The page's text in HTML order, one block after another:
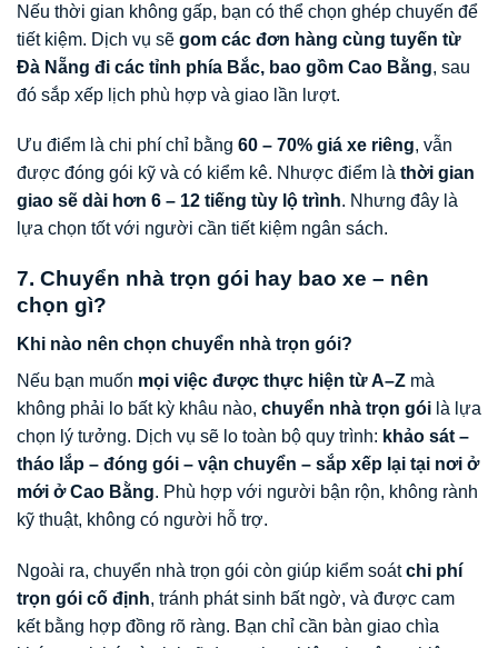
Nếu thời gian không gấp, bạn có thể chọn ghép chuyến để
tiết kiệm. Dịch vụ sẽ gom các đơn hàng cùng tuyến từ
Đà Nẵng đi các tỉnh phía Bắc, bao gồm Cao Bằng, sau
đó sắp xếp lịch phù hợp và giao lần lượt.
Ưu điểm là chi phí chỉ bằng 60 – 70% giá xe riêng, vẫn
được đóng gói kỹ và có kiểm kê. Nhược điểm là thời gian
giao sẽ dài hơn 6 – 12 tiếng tùy lộ trình. Nhưng đây là
lựa chọn tốt với người cần tiết kiệm ngân sách.
7. Chuyển nhà trọn gói hay bao xe – nên
chọn gì?
Khi nào nên chọn chuyển nhà trọn gói?
Nếu bạn muốn mọi việc được thực hiện từ A–Z mà
không phải lo bất kỳ khâu nào, chuyển nhà trọn gói là lựa
chọn lý tưởng. Dịch vụ sẽ lo toàn bộ quy trình: khảo sát –
tháo lắp – đóng gói – vận chuyển – sắp xếp lại tại nơi ở
mới ở Cao Bằng. Phù hợp với người bận rộn, không rành
kỹ thuật, không có người hỗ trợ.
Ngoài ra, chuyển nhà trọn gói còn giúp kiểm soátchi phí
trọn gói cố định, tránh phát sinh bất ngờ, và được cam
kết bằng hợp đồng rõ ràng. Bạn chỉ cần bàn giao chìa